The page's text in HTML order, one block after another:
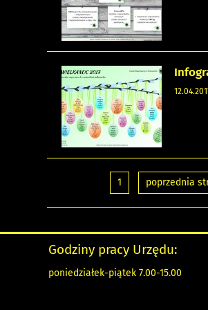
1 poprzednia
Godziny pracy Urzędu:
poniedziałek-piątek 7.00-15.00